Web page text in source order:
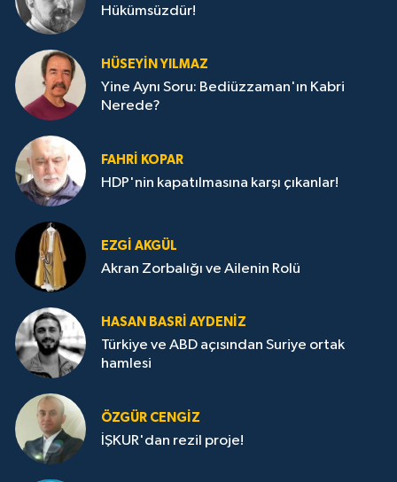
Hükümsüzdür!
HÜSEYIN YILMAZ
Yine Aynı Soru: Bediüzzaman'ın Kabri
Nerede?
FAHRI KOPAR
HDP'nin kapatılmasına karşı çıkanlar!
EZGI AKGÜL
Akran Zorbalığı ve Ailenin Rolü
HASAN BASRI AYDENIZ
Türkiye ve ABD açısından Suriye ortak
hamlesi
ÖZGÜR CENGIZ
İŞKUR'dan rezil proje!